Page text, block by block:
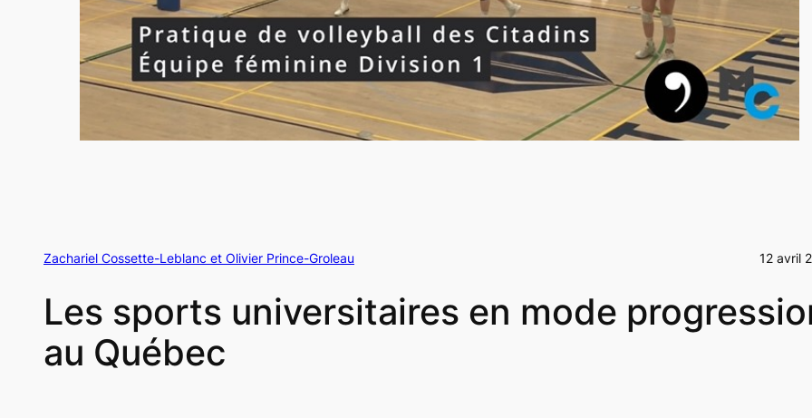
Zachariel Cossette-Leblanc et Olivier Prince-Groleau 12 avril
Les sports universitaires en mode
au Québec